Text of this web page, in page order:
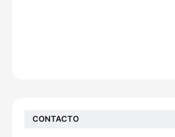
CONTACTO